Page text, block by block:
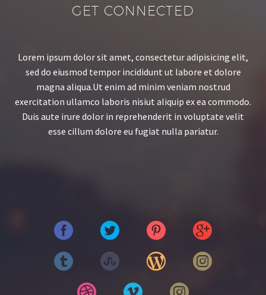
GET CONNECTED
Lorem ipsum dolor sit amet, consectetur adipisicing elit,
sed do eiusmod tempor incididunt ut labore et dolore
magna aliqua.Ut enim ad minim veniam nostrud
exercitation ullamco laboris nisiut aliquip ex ea commodo.
Duis aute irure dolor in reprehenderit in voluptate velit
esse cillum dolore eu fugiat nulla pariatur.